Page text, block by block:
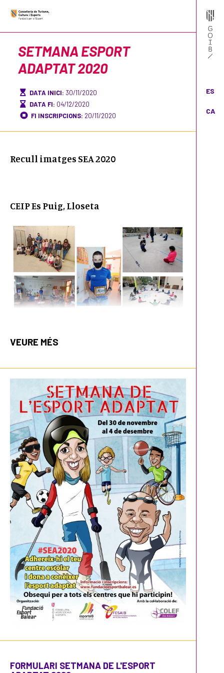
ES
CA
SETMANA ESPORT
ADAPTAT 2020
DATA INICI: 30/11/2020
DATA FI: 04/12/2020
FI INSCRIPCIONS: 20/11/2020
Recull imatges SEA 2020
CEIP Es Puig, Lloseta
CC Ntra. Sra. de la Consolació
Ciutadella
VEURE MÉS
FORMULARI SETMANA DE L'ESPORT